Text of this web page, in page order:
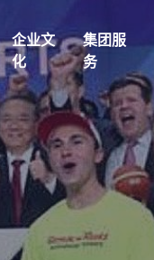
企业文
化
集团服
务